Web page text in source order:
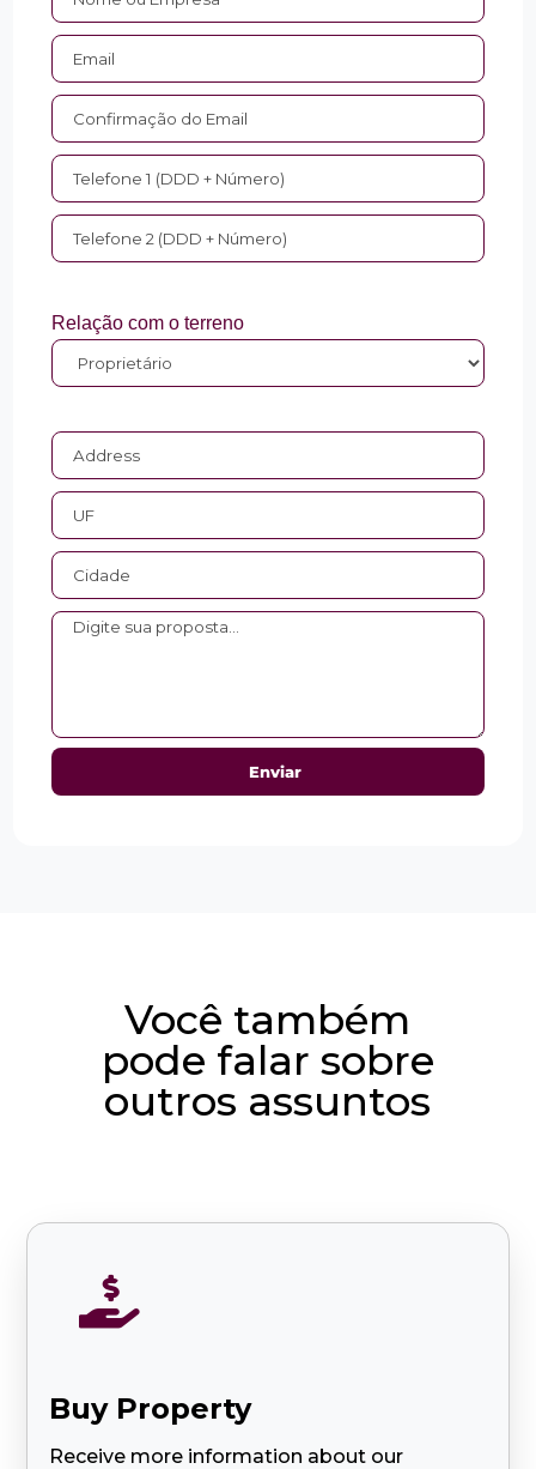
Relação com o terreno
Você também
pode falar sobre
outros assuntos

Buy Property
Receive more information about our